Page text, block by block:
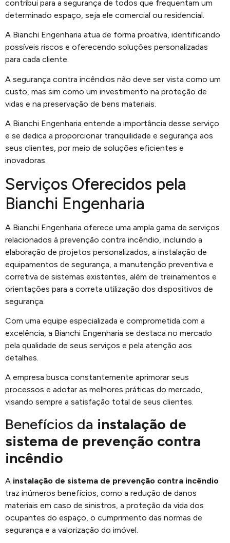
contribui para a segurança de todos que frequentam um
determinado espaço, seja ele comercial ou residencial.
A Bianchi Engenharia atua de forma proativa, identificando
possíveis riscos e oferecendo soluções personalizadas
para cada cliente.
A segurança contra incêndios não deve ser vista como um
custo, mas sim como um investimento na proteção de
vidas e na preservação de bens materiais.
A Bianchi Engenharia entende a importância desse serviço
e se dedica a proporcionar tranquilidade e segurança aos
seus clientes, por meio de soluções eficientes e
inovadoras.
Serviços Oferecidos pela
Bianchi Engenharia
A Bianchi Engenharia oferece uma ampla gama de serviços
relacionados à prevenção contra incêndio, incluindo a
elaboração de projetos personalizados, a instalação de
equipamentos de segurança, a manutenção preventiva e
corretiva de sistemas existentes, além de treinamentos e
orientações para a correta utilização dos dispositivos de
segurança.
Com uma equipe especializada e comprometida com a
excelência, a Bianchi Engenharia se destaca no mercado
pela qualidade de seus serviços e pela atenção aos
detalhes.
A empresa busca constantemente aprimorar seus
processos e adotar as melhores práticas do mercado,
visando sempre a satisfação total de seus clientes.
Benefícios da instalação de
sistema de prevenção contra
incêndio
A instalação de sistema de prevenção contra incêndio
traz inúmeros benefícios, como a redução de danos
materiais em caso de sinistros, a proteção da vida dos
ocupantes do espaço, o cumprimento das normas de
segurança e a valorização do imóvel.